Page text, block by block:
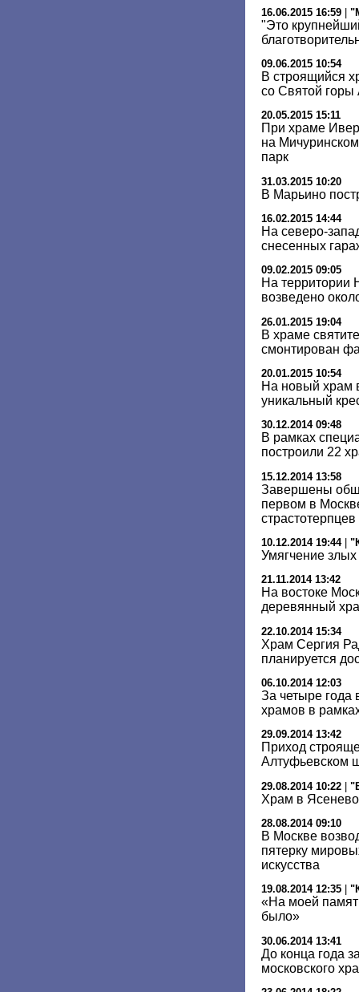
16.06.2015 16:59 |
"Это
09.06.2015 10:54
В строящийся
со Святой
20.05.2015 15:11
При храме
на
парк
31.03.2015 10:20
В Марьино
16.02.2015 14:44
На северо-
снесенных
09.02.2015 09:05
На территории
возведено
26.01.2015 19:04
В храме
смонтирован
20.01.2015 10:54
На новый храм
уникальный
30.12.2014 09:48
В рамках
построили 22
15.12.2014 13:58
Завершены
первом в
страстотерпцев
10.12.2014 19:44|
Умягчение
21.11.2014 13:42
На востоке
деревянный
22.10.2014 15:34
Храм Сергия
планируется
06.10.2014 12:03
За четыре года
храмов в
29.09.2014 13:42
Приход
Алтуфьевском
29.08.2014 10:22 |
Храм в
28.08.2014 09:10
В Москве
пятерку
искусства
19.08.2014 12:35
«На моей
было»
30.06.2014 13:41
До конца года
московского